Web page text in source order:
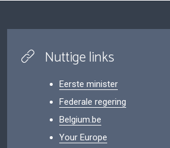
Nuttige links
Eerste minister
Federale regering
Belgium.be
Your Europe